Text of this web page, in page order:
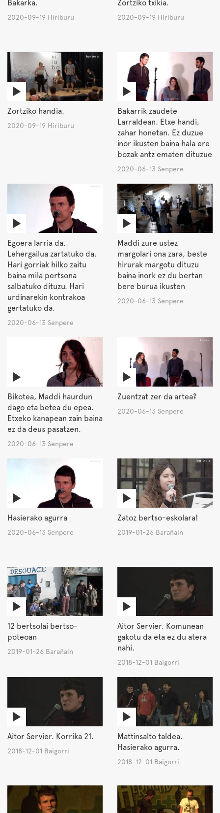
Bakarka.
2020-09-19 Hiriburu
Zortziko txikia.
2020-09-19 Hiriburu
Zortziko handia.
2020-09-19 Hiriburu
Bakarrik zaudete
Larraldean. Etxe handi,
zahar honetan. Ez duzue
inor ikusten baina hala ere
bozak antz ematen dituzue
2020-06-13 Senpere
Egoera larria da.
Lehergailua zartatuko da.
Hari gorriak hilko zaitu
baina mila pertsona
salbatuko dituzu. Hari
urdinarekin kontrakoa
gertatuko da.
2020-06-13 Senpere
Maddi zure ustez
margolari ona zara, beste
hirurak margotu dituzu
baina inork ez du bertan
bere burua ikusten
2020-06-13 Senpere
Bikotea, Maddi haurdun
dago eta betea du epea.
Etxeko kanapean zain baina
ez da deus pasatzen.
2020-06-13 Senpere
Zuentzat zer da artea?
2020-06-13 Senpere
Hasierako agurra
2020-06-13 Senpere
Zatoz bertso-eskolara!
2019-01-26 Barañain
12 bertsolai bertso-
poteoan
2019-01-26 Barañain
Aitor Servier. Komunean
gakotu da eta ez du atera
nahi.
2018-12-01 Baigorri
Aitor Servier. Korrika 21.
2018-12-01 Baigorri
Mattinsalto taldea.
Hasierako agurra.
2018-12-01 Baigorri